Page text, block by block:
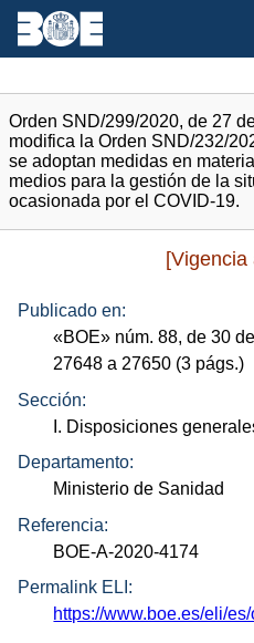
Orden SND/299/2020, de 27
modifica la Orden SND/232/
se adoptan medidas en
medios para la gestión de la
ocasionada por el COVID-19.
[Vigencia
Publicado en:
«BOE» núm. 88, de 30
27648 a 27650 (3 págs.)
Sección:
I. Disposiciones
Departamento:
Ministerio de Sanidad
Referencia:
BOE-A-2020-4174
Permalink ELI:
https://www.boe.es/eli/